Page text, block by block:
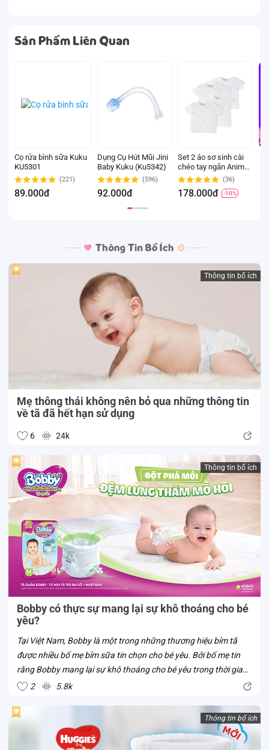
Sản Phẩm Liên Quan
Cọ rửa bình sữa Kuku
KU5301
(221)
89.000đ
Dụng Cụ Hút Mũi Jini
Baby Kuku (Ku5342)
(596)
92.000đ
Set 2 áo sơ sinh cài
chéo tay ngắn Animo
Easy KV0724002 (3-
6M,Trắng-HT Chim
non)
(36)
178.000đ -10%
Thông tin bổ ích
Mẹ thông thái không nên bỏ qua những thông tin
về tã đã hết hạn sử dụng
6 24k
Thông tin bổ ích
Bobby có thực sự mang lại sự khô thoáng cho bé
yêu?
Tại Việt Nam, Bobby là một trong những thương hiệu bỉm tã
được nhiều bố mẹ bỉm sữa tin chọn cho bé yêu. Bởi bố mẹ tin
rằng Bobby mang lại sự khô thoáng cho bé yêu trong thời gian
bé mặc tã. Liệu tã Bobby có thật sự sở hữu ưu điểm vượt trội
2 5.8k
Thông tin bổ ích